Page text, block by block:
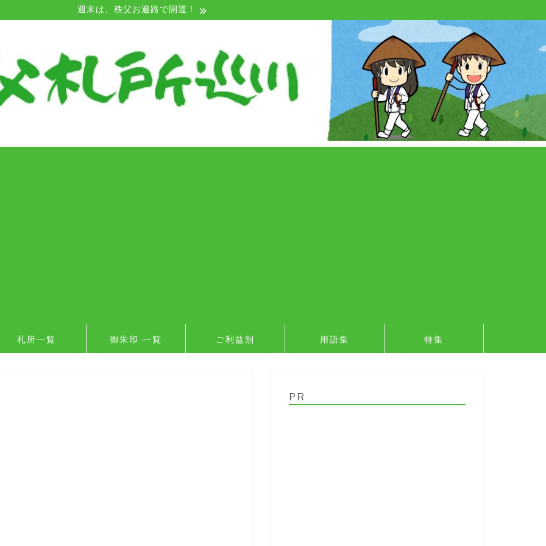
週末は、秩父お遍路で開運！
札所一覧 御朱印 一覧 ご利益別 用語集 特集
PR